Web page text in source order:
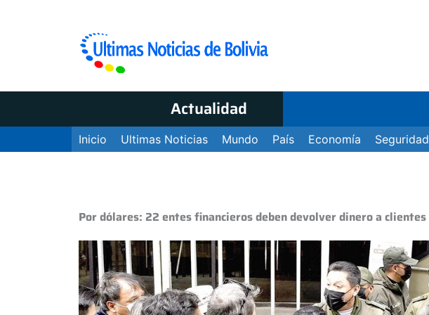
Actualidad
Inicio Ultimas Noticias Mundo País Economía Seguridad
Por dólares: 22 entes financieros deben devolver dinero a clientes